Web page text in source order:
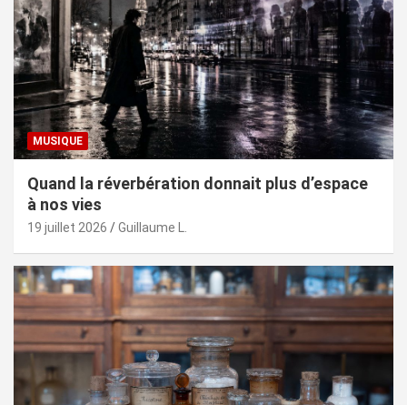
MUSIQUE
Quand la réverbération donnait plus d’espace
à nos vies
19 juillet 2026 Guillaume L.